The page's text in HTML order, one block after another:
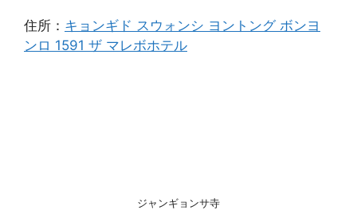
住所： キョンギド スウォンシ ヨントング ボンヨ
ンロ 1591 ザ マレボホテル
ジャンギョンサ寺